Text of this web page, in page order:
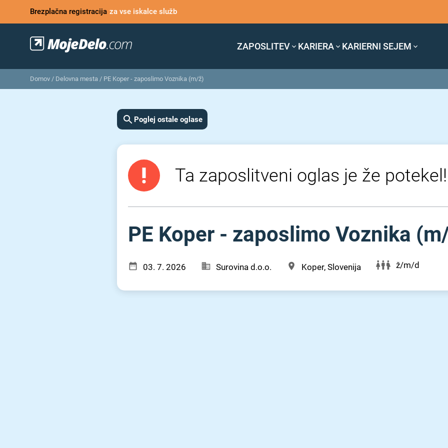
Brezplačna registracija za vse iskalce služb
ZAPOSLITEV KARIERA KARIERNI SEJEM
Domov / Delovna mesta / PE Koper - zaposlimo Voznika (m/ž)
Poglej ostale oglase
Ta zaposlitveni oglas je že potekel!
PE Koper - zaposlimo Voznika
03. 7. 2026 Surovina d.o.o. Koper, Slovenija ž/m/d